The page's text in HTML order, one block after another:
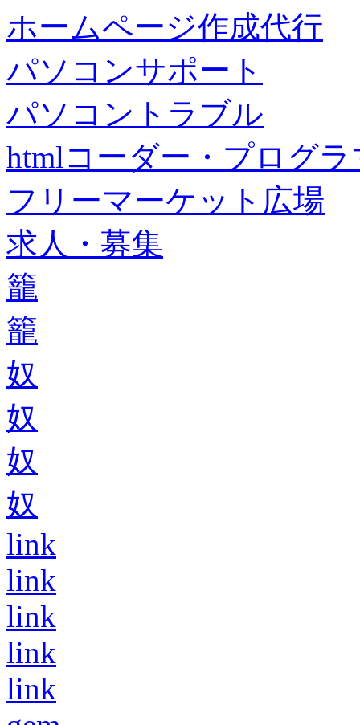
ホームページ作成代行
パソコンサポート
パソコントラブル
htmlコーダー・プログラ
フリーマーケット広場
求人・募集
籠
籠
奴
奴
奴
奴
link
link
link
link
link